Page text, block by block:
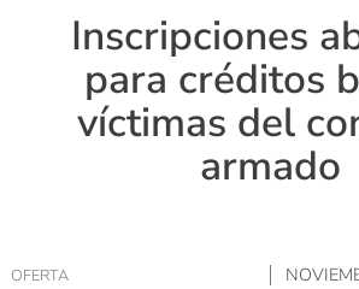
Inscripciones
para créditos
víctimas del
armado
OFERTA